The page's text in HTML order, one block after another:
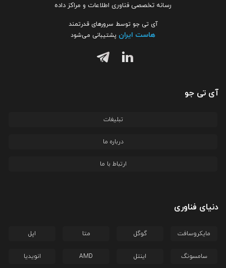
رسانه تخصصی فناوری اطلاعات و مراکز داده
آی تی جو توسط سرورهای قدرتمند
هاست ایران پشتیبانی می‌شود
آی تی جو
تبلیغات
درباره ما
ارتباط با ما
دنیای فناوری
مایکروسافت گوگل متا اپل
سامسونگ اینتل AMD انویدیا